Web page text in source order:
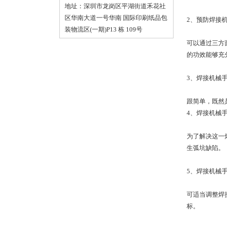
地址：深圳市龙岗区平湖街道禾花社
区华南大道一号华南 国际印刷纸品包
装物流区(一期)P13 栋 109号
2、预防焊接
可以通过三方
的功效能够充
3、焊接机械
跟简单，既然
4、焊接机械
为了解决这一
生弧坑缺陷。
5、焊接机械
可适当调整焊
标。